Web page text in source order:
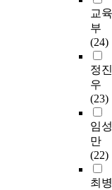
교육
부
(24)
정진
우
(23)
임성
만
(22)
최병